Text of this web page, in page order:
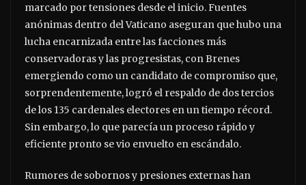
marcado por tensiones desde el inicio. Fuentes
anónimas dentro del Vaticano aseguran que hubo una
lucha encarnizada entre las facciones más
conservadoras y las progresistas, con Brenes
emergiendo como un candidato de compromiso que,
sorprendentemente, logró el respaldo de dos tercios
de los 135 cardenales electores en un tiempo récord.
Sin embargo, lo que parecía un proceso rápido y
eficiente pronto se vio envuelto en escándalo.
Rumores de sobornos y presiones externas han